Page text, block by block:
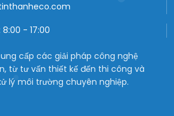
- 17:00
cấp các giải pháp công nghệ
từ tư vấn thiết kế đến thi công và
lý môi trường chuyên nghiệp.